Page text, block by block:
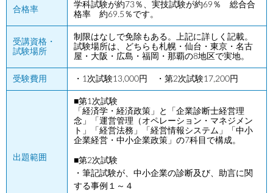
合格率
学科試験が約73％、実技試験が約69％ 総合合
格率 約69.5％です。
受講資格・
試験場所
制限はなしで免除もある。上記に詳しく記載。
試験場所は、どちらも札幌・仙台・東京・名古
屋・大阪・広島・福岡・那覇の8地区で実地。
受験費用 ・1次試験13,000円 ・第2次試験17,200円
出題範囲
■第1次試験
「経済学・経済政策」と「企業診断士経営理
念」「運営管理（オペレーション・マネジメン
ト」「経営法務」「経営情報システム」「中小
企業経営・中小企業政策」の7科目で構成。
■第2次試験
・筆記試験が、中小企業の診断及び、助言に関
する事例１～４